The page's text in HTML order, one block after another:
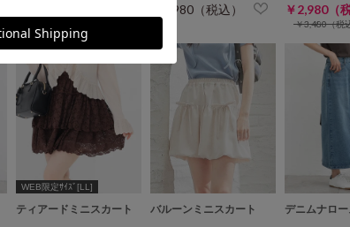
￥2,980（税込） ￥2,980（
￥3,480（税
WEB限定ｻｲｽﾞ[LL]
ティアードミニスカート バルーンミニスカート デニムナロ